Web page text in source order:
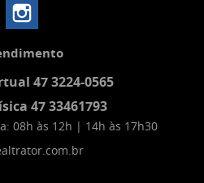
47 3224-0565
47 33461793
08h às 12h | 14h às 17h30